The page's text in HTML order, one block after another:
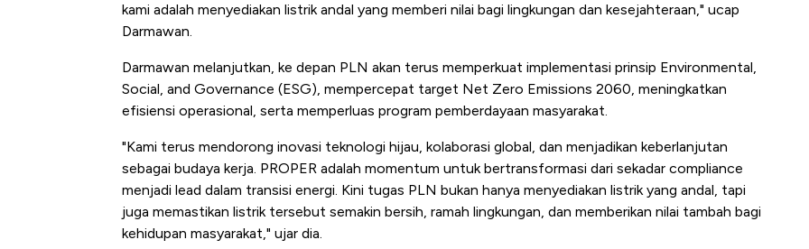
kami adalah menyediakan listrik andal yang memberi nilai bagi lingkungan dan kesejahteraan," ucap
Darmawan.
Darmawan melanjutkan, ke depan PLN akan terus memperkuat implementasi prinsip Environmental,
Social, and Governance (ESG), mempercepat target Net Zero Emissions 2060, meningkatkan
efisiensi operasional, serta memperluas program pemberdayaan masyarakat.
"Kami terus mendorong inovasi teknologi hijau, kolaborasi global, dan menjadikan keberlanjutan
sebagai budaya kerja. PROPER adalah momentum untuk bertransformasi dari sekadar compliance
menjadi lead dalam transisi energi. Kini tugas PLN bukan hanya menyediakan listrik yang andal, tapi
juga memastikan listrik tersebut semakin bersih, ramah lingkungan, dan memberikan nilai tambah bagi
kehidupan masyarakat," ujar dia.